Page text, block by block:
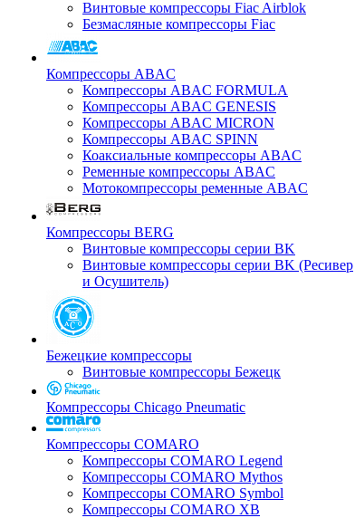
Винтовые компрессоры Fiac Airblok
Безмасляные компрессоры Fiac
Компрессоры ABAC
Компрессоры ABAC FORMULA
Компрессоры ABAC GENESIS
Компрессоры ABAC MICRON
Компрессоры ABAC SPINN
Коаксиальные компрессоры ABAC
Ременные компрессоры ABAC
Мотокомпрессоры ременные ABAC
Компрессоры BERG
Винтовые компрессоры серии BK
Винтовые компрессоры серии BK (Ресивер
и Осушитель)
Бежецкие компрессоры
Винтовые компрессоры Бежецк
Компрессоры Chicago Pneumatic
Компрессоры COMARO
Компрессоры COMARO Legend
Компрессоры COMARO Mythos
Компрессоры COMARO Symbol
Компрессоры COMARO XB